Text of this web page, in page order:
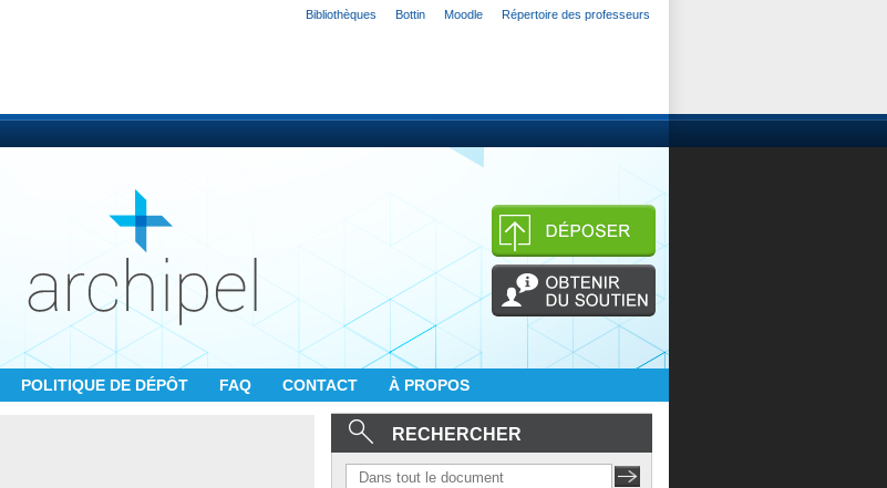
Bibliothèques Bottin Moodle Répertoire des professeurs
POLITIQUE DE DÉPÔT FAQ CONTACT À PROPOS
RECHERCHER